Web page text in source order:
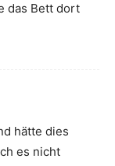
das Bett dort
hätte dies
es nicht